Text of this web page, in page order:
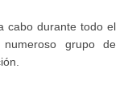
cabo durante todo el
grupo de